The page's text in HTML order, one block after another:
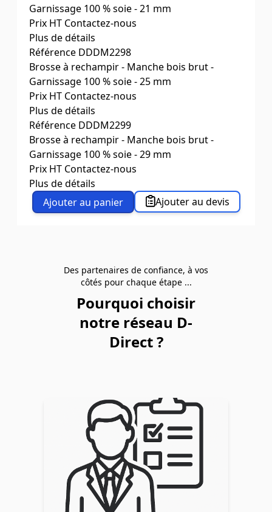
TaillesN°0
Garnissage 100 % soie - 21 mm
Prix HT Contactez-nous
Plus de détails
Cdt par3
Ø (mm)21
TaillesN°2
Référence DDDM2298
Brosse à rechampir - Manche bois brut -
Garnissage 100 % soie - 25 mm
Prix HT Contactez-nous
Plus de détails
Cdt par3
Ø (mm)25
TaillesN°4
Référence DDDM2299
Brosse à rechampir - Manche bois brut -
Garnissage 100 % soie - 29 mm
Prix HT Contactez-nous
Plus de détails
Cdt par3
Ø (mm)29
Ajouter au panier Ajouter au devis
Des partenaires de confiance, à vos
côtés pour chaque étape ...
Pourquoi choisir
notre réseau D-
Direct ?